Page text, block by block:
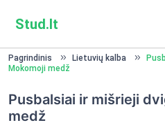
Stud.lt
Pagrindinis Lietuvių kalba
Mokomoji medž
Pusbalsiai ir mišrieji
medž